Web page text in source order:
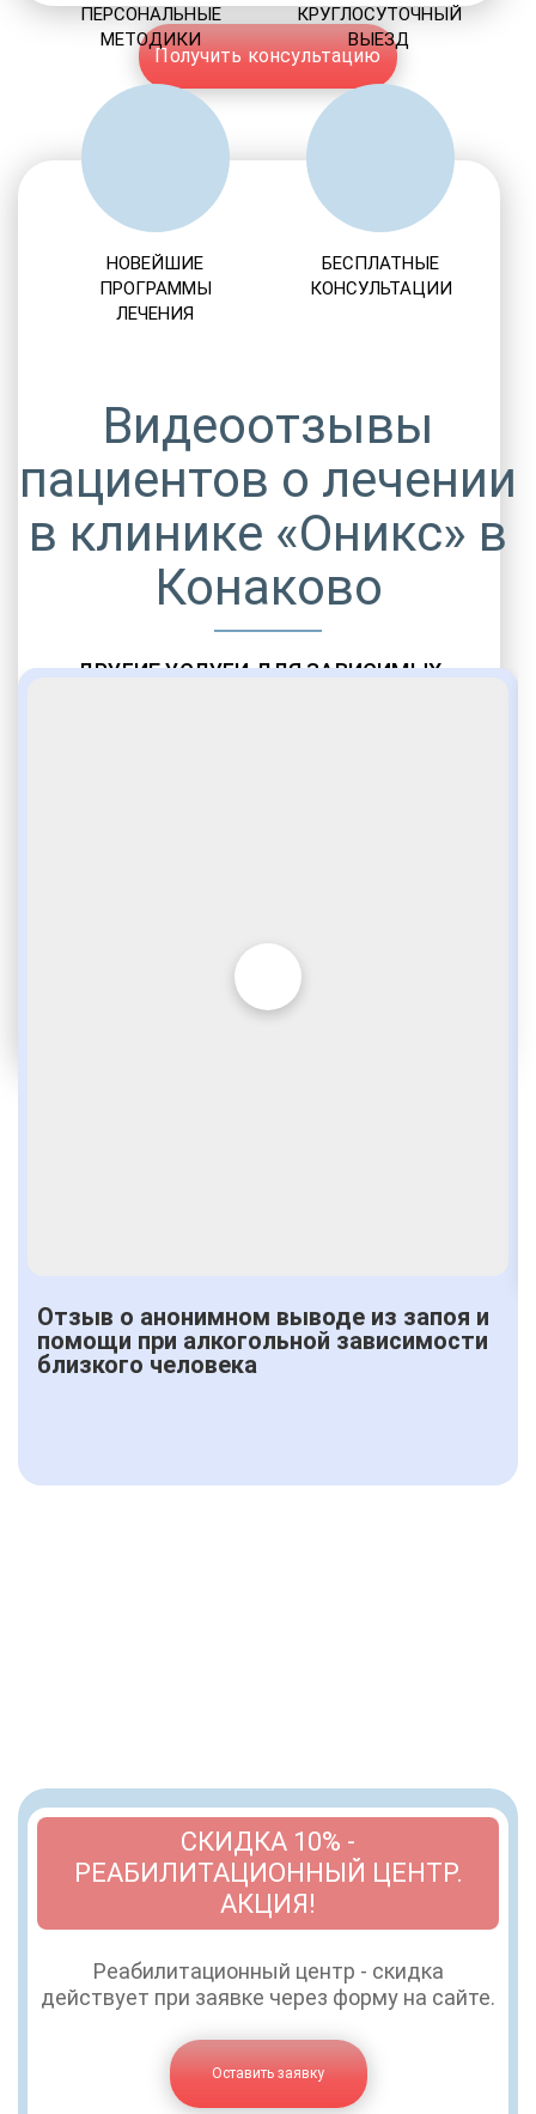
Получить консультацию
ДРУГИЕ УСЛУГИ ДЛЯ ЗАВИСИМЫХ
ПЕРСОНАЛЬНЫЕ
МЕТОДИКИ
КРУГЛОСУТОЧНЫЙ
ВЫЕЗД
НОВЕЙШИЕ
ПРОГРАММЫ
ЛЕЧЕНИЯ
БЕСПЛАТНЫЕ
КОНСУЛЬТАЦИИ
Видеоотзывы
пациентов о лечении
в клинике «Оникс» в
Конаково
Отзыв о анонимном выводе из запоя и
помощи при алкогольной зависимости
близкого человека
СКИДКА 10% -
РЕАБИЛИТАЦИОННЫЙ ЦЕНТР.
АКЦИЯ!
Реабилитационный центр - скидка
действует при заявке через форму на сайте.
Оставить заявку